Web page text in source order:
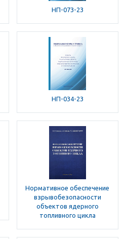
НП-073-23
НП-034-23
Нормативное обеспечение
взрывобезопасности
объектов ядерного
топливного цикла